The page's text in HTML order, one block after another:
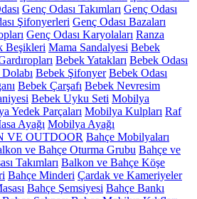
Genç Odası Takımları Genç Odası
Şifonyerleri Genç Odası Bazaları
Genç Odası Karyolaları Ranza
Beşikleri Mama Sandalyesi Bebek
Bebek Yatakları Bebek Odası
Bebek Şifonyer Bebek Odası
Bebek Çarşafı Bebek Nevresim
Bebek Uyku Seti Mobilya
Yedek Parçaları Mobilya Kulpları Raf
Ayağı Mobilya Ayağı
VE OUTDOOR Bahçe Mobilyaları
ve Bahçe Oturma Grubu Bahçe ve
Takımları Balkon ve Bahçe Köşe
Bahçe Minderi Çardak ve Kameriyeler
Bahçe Şemsiyesi Bahçe Bankı